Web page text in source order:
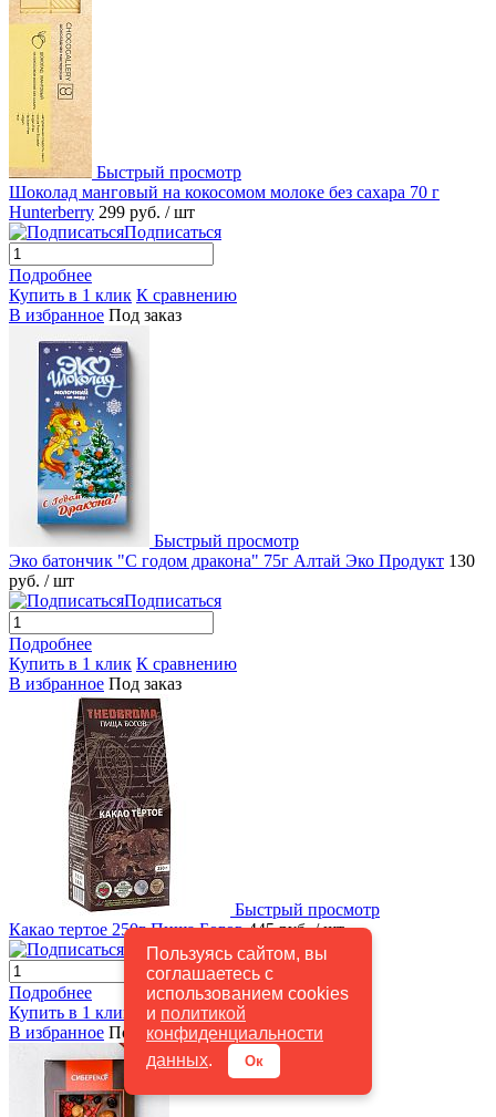
Пользуясь сайтом, вы
соглашаетесь с
использованием cookies
и политикой
конфиденциальности
данных. Ок
Быстрый просмотр
Шоколад манговый на кокосомом молоке без сахара 70 г
Hunterberry 299 руб. / шт
Подписаться
Подробнее
Купить в 1 клик К сравнению
В избранное Под заказ
Быстрый просмотр
Эко батончик "С годом дракона" 75г Алтай Эко Продукт 130
руб. / шт
Подписаться
Подробнее
Купить в 1 клик К сравнению
В избранное Под заказ
Быстрый просмотр
Какао тертое 250г Пища Богов 445 руб./ шт
Подписаться
Подробнее
Купить в 1 клик
К сравнению
В избранное Под заказ